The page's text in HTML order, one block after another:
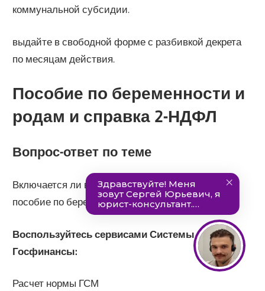
коммунальной субсидии.
выдайте в свободной форме с разбивкой декрета
по месяцам действия.
Пособие по беременности и
родам и справка 2-НДФЛ
Вопрос-ответ по теме
Включается ли в справку о доходах 2-НДФЛ
пособие по беременности и родам?
Воспользуйтесь сервисами Системы
Госфинансы:
Расчет нормы ГСМ